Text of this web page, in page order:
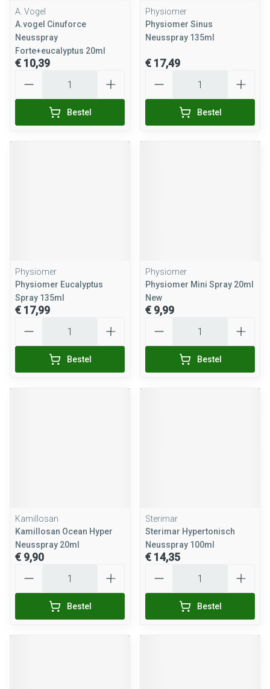
A. Vogel
A.vogel Cinuforce
Neusspray
Forte+eucalyptus 20ml
€ 10,39
Bestel
Physiomer
Physiomer Sinus
Neusspray 135ml
€ 17,49
Bestel
Physiomer
Physiomer Eucalyptus
Spray 135ml
€ 17,99
Bestel
Physiomer
Physiomer Mini Spray 20ml
New
€ 9,99
Bestel
Kamillosan
Kamillosan Ocean Hyper
Neusspray 20ml
€ 9,90
Bestel
Sterimar
Sterimar Hypertonisch
Neusspray 100ml
€ 14,35
Bestel